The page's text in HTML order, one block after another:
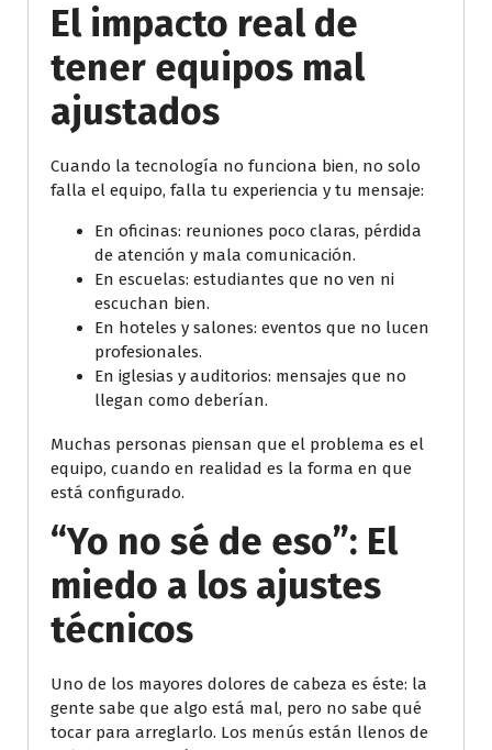
El impacto real de
tener equipos mal
ajustados
Cuando la tecnología no funciona bien, no solo
falla el equipo, falla tu experiencia y tu mensaje:
En oficinas: reuniones poco claras, pérdida
de atención y mala comunicación.
En escuelas: estudiantes que no ven ni
escuchan bien.
En hoteles y salones: eventos que no lucen
profesionales.
En iglesias y auditorios: mensajes que no
llegan como deberían.
Muchas personas piensan que el problema es el
equipo, cuando en realidad es la forma en que
está configurado.
“Yo no sé de eso”: El
miedo a los ajustes
técnicos
Uno de los mayores dolores de cabeza es éste: la
gente sabe que algo está mal, pero no sabe qué
tocar para arreglarlo. Los menús están llenos de